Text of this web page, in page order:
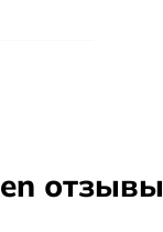
отзывы